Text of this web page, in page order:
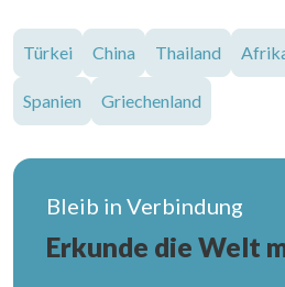
Türkei China Thailand
Spanien Griechenland
Bleib in Verbindung
Erkunde die Welt